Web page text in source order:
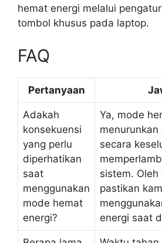
hemat energi melalui
tombol khusus pada laptop.
FAQ
Pertanyaan
Adakah
konsekuensi
yang perlu
diperhatikan
saat
menggunakan
mode hemat
energi?
Ya, mode
secara
sistem. Oleh
pastikan
energi saat